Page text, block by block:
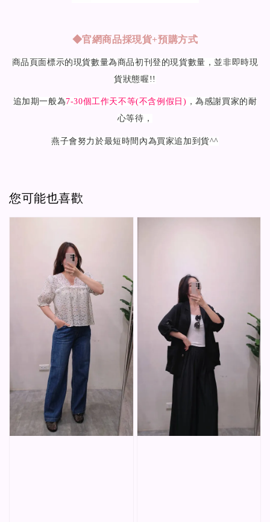
◆官網商品採現貨+預購方式
商品頁面標示的現貨數量為商品初刊登的現貨數量，並非即時現
貨狀態喔!!
追加期一般為7-30個工作天不等(不含例假日) ，為感謝買家的耐
心等待，
燕子會努力於最短時間內為買家追加到貨^^
您可能也喜歡